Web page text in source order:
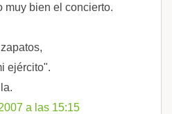
muy bien el concierto.
ejército".
a las 15:15